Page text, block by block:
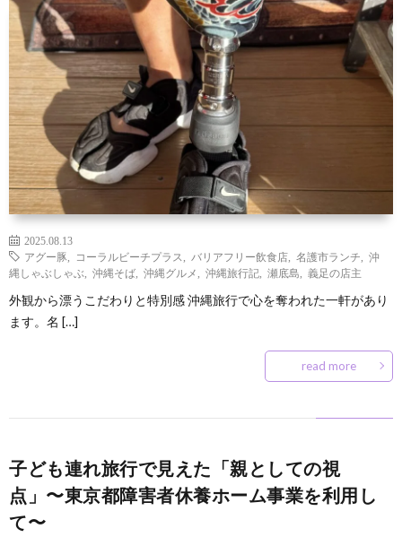
2025.08.13
アグー豚
コーラルビーチプラス バリアフリー飲食店 名護市ランチ
沖
縄しゃぶしゃぶ
沖縄そば 沖縄グルメ 沖縄旅行記 瀬底島 義足の店主
外観から漂うこだわりと特別感 沖縄旅行で心を奪われた一軒があり
ます。名 […]
read more
子ども連れ旅行で見えた「親としての視
点」〜東京都障害者休養ホーム事業を利用し
て〜